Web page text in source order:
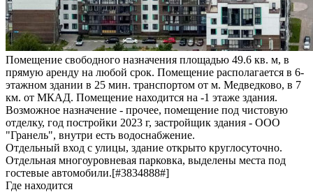
Помещение свободного назначения площадью 49.6 кв. м, в
прямую аренду на любой срок. Помещение располагается в 6-
этажном здании в 25 мин. транспортом от м. Медведково, в 7
км. от МКАД. Помещение находится на -1 этаже здания.
Возможное назначение - прочее, помещение под чистовую
отделку, год постройки 2023 г, застройщик здания - ООО
"Гранель", внутри есть водоснабжение.
Отдельный вход с улицы, здание открыто круглосуточно.
Отдельная многоуровневая парковка, выделены места под
гостевые автомобили.[#3834888#]
Где находится